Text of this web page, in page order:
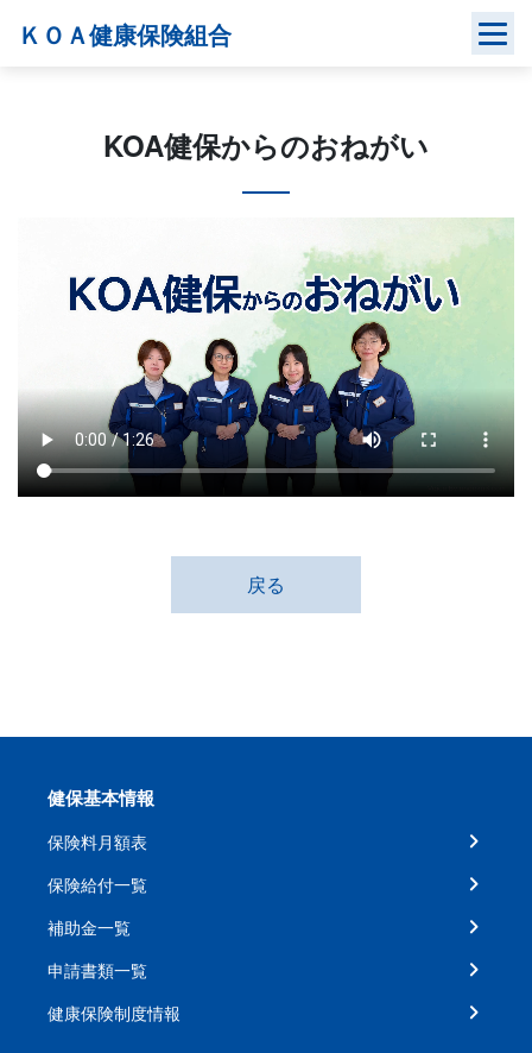
ＫＯＡ健康保険組合
KOA健保からのおねがい
戻る
健保基本情報
保険料月額表
保険給付一覧
補助金一覧
申請書類一覧
健康保険制度情報